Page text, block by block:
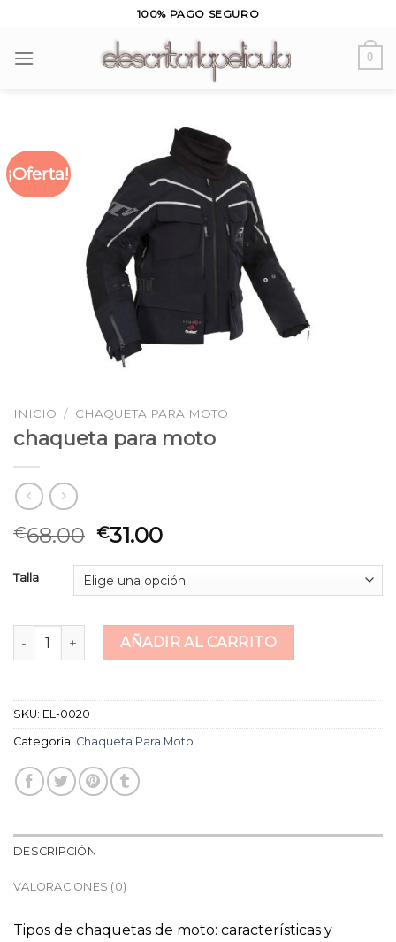
content
100% PAGO SEGURO
0
¡Oferta!
INICIO / CHAQUETA PARA MOTO
chaqueta para moto
€68.00 €31.00
Talla
chaqueta para moto cantidadAÑADIR AL CARRITO
SKU: EL-0020
Categoría: Chaqueta Para Moto
DESCRIPCIÓN
VALORACIONES (0)
Tipos de chaquetas de moto: características y